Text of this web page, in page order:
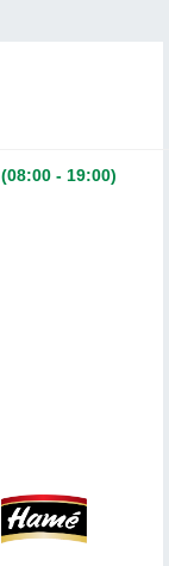
(08:00 - 19:00)